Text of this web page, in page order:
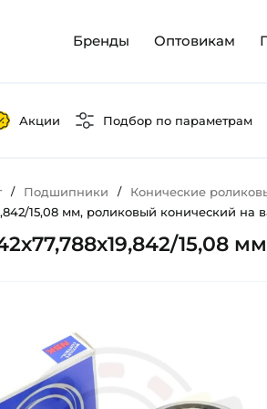
Бренды Оптовикам
Акции Подбор по параметрам
/ Подшипники / Конические
15,08 мм, роликовый конический на
15,08